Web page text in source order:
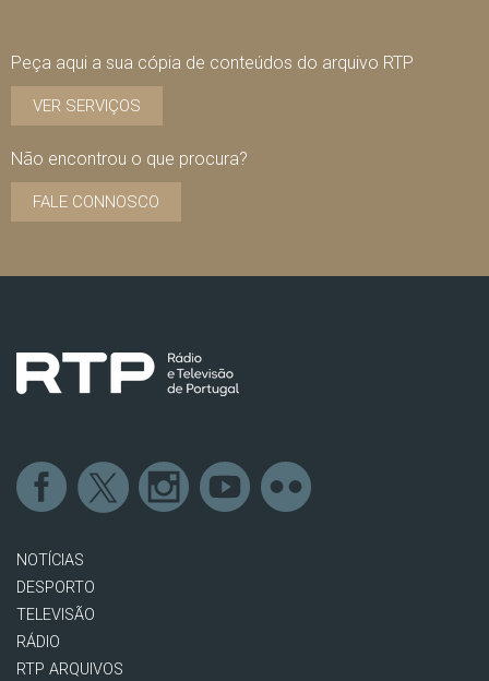
Peça aqui a sua cópia de conteúdos do arquivo RTP
VER SERVIÇOS
Não encontrou o que procura?
FALE CONNOSCO
NOTÍCIAS
DESPORTO
TELEVISÃO
RÁDIO
RTP ARQUIVOS